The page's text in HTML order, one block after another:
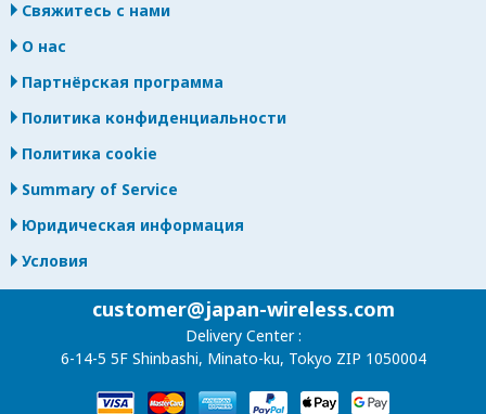
Свяжитесь с нами
О нас
Партнёрская программа
Политика конфиденциальности
Политика cookie
Summary of Service
Юридическая информация
Условия
customer@japan-wireless.com
Delivery Center :
6-14-5 5F Shinbashi, Minato-ku, Tokyo ZIP 1050004